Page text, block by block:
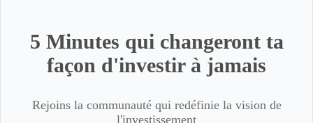
5 Minutes qui changeront ta
façon d'investir à jamais
Rejoins la communauté qui redéfinie la vision de
l'investissement